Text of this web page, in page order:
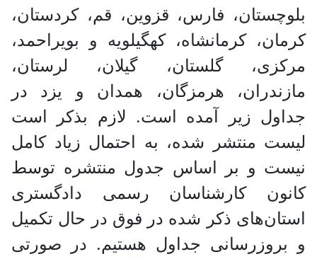
بلوچستان، فارس، قزوین، قم، کردستان،
کرمان، کرمانشاه، کهگیلویه و بویراحمد،
مرکزی، گلستان، گیلان، لرستان،
مازندران، هرمزگان، همدان و یزد در
جداول زیر آمده است. لازم بذکر است
لیست منتشر شده، به احتمال زیاد کامل
نیست و بر اساس جدول منتشره توسط
کانون کارشناسان رسمی دادگستری
استان‌های ذکر شده در فوق در حال تکمیل
و بروزرسانی جداول هستیم. در صورتی